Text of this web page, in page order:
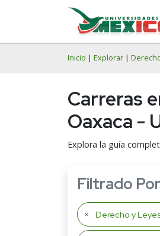
Inicio | Explorar |
Carreras
Oaxaca -
Explora la guía
Filtrado Por
Derecho y